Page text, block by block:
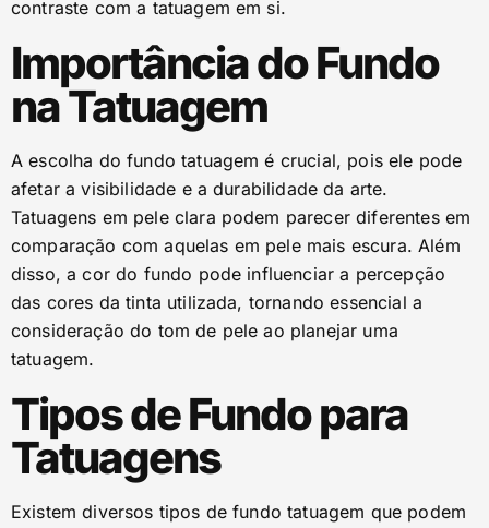
contraste com a tatuagem em si.
Importância do Fundo
na Tatuagem
A escolha do fundo tatuagem é crucial, pois ele pode
afetar a visibilidade e a durabilidade da arte.
Tatuagens em pele clara podem parecer diferentes em
comparação com aquelas em pele mais escura. Além
disso, a cor do fundo pode influenciar a percepção
das cores da tinta utilizada, tornando essencial a
consideração do tom de pele ao planejar uma
tatuagem.
Tipos de Fundo para
Tatuagens
Existem diversos tipos de fundo tatuagem que podem